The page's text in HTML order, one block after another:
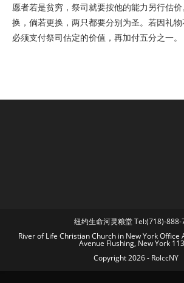
愿者若是贫穷，祭司就要按他的能力另行估
换，倘若更换，两只都要分别为圣。若因礼
必须支付祭司估定的价值，再加付五分之一。
纽约生命河灵粮堂 Tel:(718)-888-
River of Life Christian Church in New York Office
Avenue Flushing, New York
Copyright 2026 - RolccNY